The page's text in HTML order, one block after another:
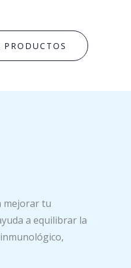
PRODUCTOS
mejorar tu
a equilibrar la